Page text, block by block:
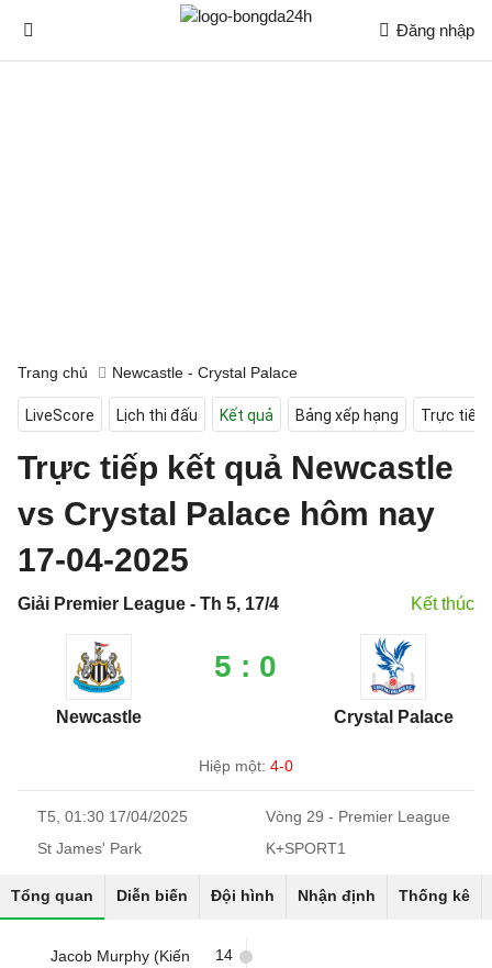
Đăng nhập
Trang chủ Newcastle - Crystal Palace
LiveScore Lịch thi đấu Kết quả Bảng xếp hạng Trực tiếp
Trực tiếp kết quả Newcastle
vs Crystal Palace hôm nay
17-04-2025
Giải Premier League - Th 5, 17/4 Kết thúc
Newcastle
5 : 0
Crystal Palace
Hiệp một: 4-0
T5, 01:30 17/04/2025
Vòng 29 - Premier League
St James' Park
K+SPORT1
Tổng quan Diễn biến Đội hình Nhận định Thống kê
Jacob Murphy (Kiến
14